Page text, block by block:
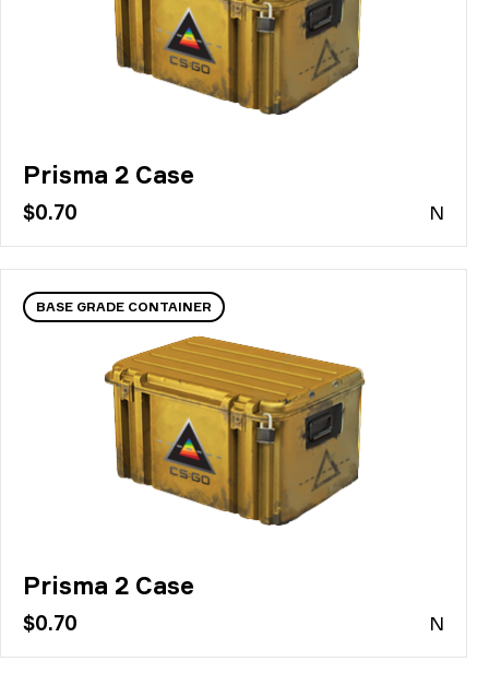
Prisma 2 Case
$0.70 N
BASE GRADE CONTAINER
Prisma 2 Case
$0.70 N